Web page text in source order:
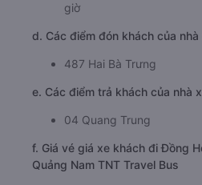
giờ
d. Các điểm đón khách của nhà
487 Hai Bà Trưng
e. Các điểm trả khách của nhà
04 Quang Trung
f. Giá vé giá xe khách đi Đồng
Quảng Nam TNT Travel Bus